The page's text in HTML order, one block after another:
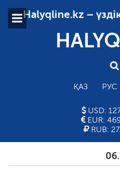
Halyqline.kz –
HALYQ
ҚАЗ РУС
USD:
EUR:
RUB: